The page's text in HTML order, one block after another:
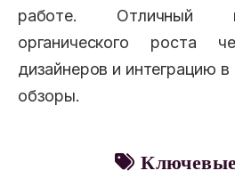
работе. Отличный
органического роста
дизайнеров и интеграцию
обзоры.